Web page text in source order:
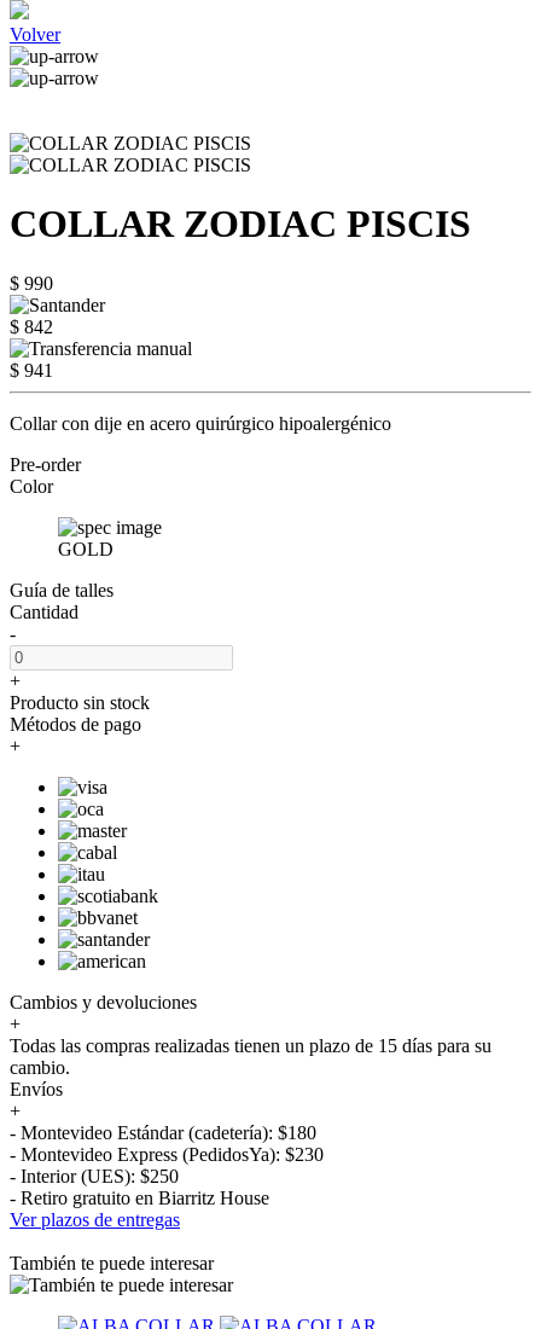
Volver
COLLAR ZODIAC PISCIS
$ 990
$ 842
$ 941
Collar con dije en acero quirúrgico hipoalergénico
Pre-order
Color
GOLD
Guía de talles
Cantidad
-
+
Producto sin stock
Métodos de pago
+
Cambios y devoluciones
+
Todas las compras realizadas tienen un plazo de 15 días para su
cambio.
Envíos
+
- Montevideo Estándar (cadetería): $180
- Montevideo Express (PedidosYa): $230
- Interior (UES): $250
- Retiro gratuito en Biarritz House
Ver plazos de entregas
También te puede interesar